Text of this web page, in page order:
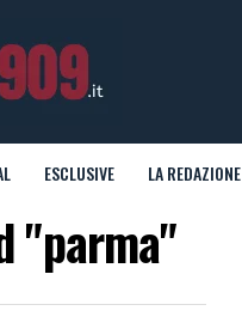
ESCLUSIVE LA REDAZIONE
"parma"